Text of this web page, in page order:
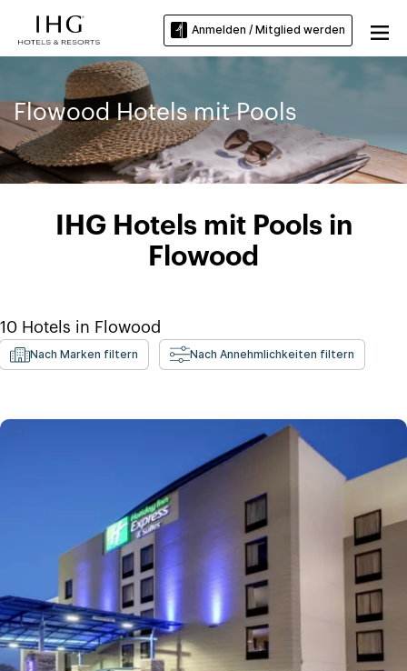
Anmelden / Mitglied werden
Flowood Hotels mit Pools
IHG Hotels mit Pools in
Flowood
10 Hotels in Flowood
Nach Marken filtern Nach Annehmlichkeiten filtern